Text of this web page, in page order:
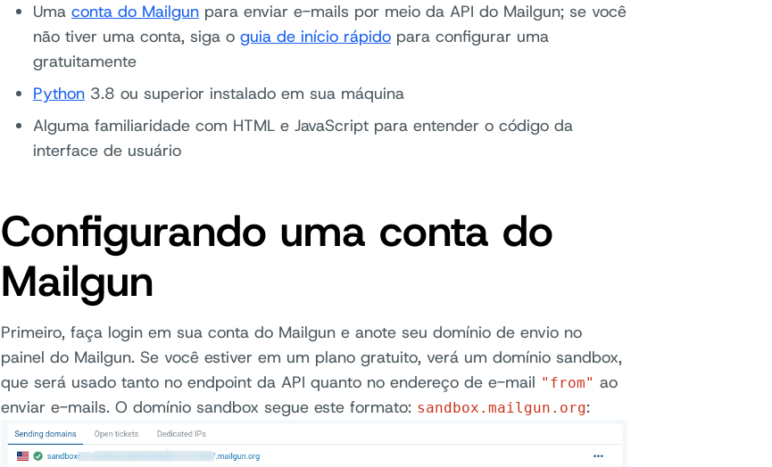
Uma conta do Mailgun para enviar e-mails por meio da API do Mailgun; se você
não tiver uma conta, siga o guia de início rápido para configurar uma
gratuitamente
Python 3.8 ou superior instalado em sua máquina
Alguma familiaridade com HTML e JavaScript para entender o código da
interface de usuário
Configurando uma conta do
Mailgun
Primeiro, faça login em sua conta do Mailgun e anote seu domínio de envio no
painel do Mailgun. Se você estiver em um plano gratuito, verá um domínio sandbox,
que será usado tanto no endpoint da API quanto no endereço de e-mail "from" ao
enviar e-mails. O domínio sandbox segue este formato: sandbox.mailgun.org: